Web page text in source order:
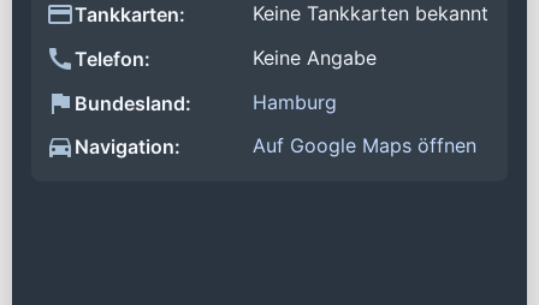
Tankkarten:
Keine Tankkarten bekannt
Telefon:
Keine Angabe
Bundesland:
Hamburg
Navigation:
Auf Google Maps öffnen